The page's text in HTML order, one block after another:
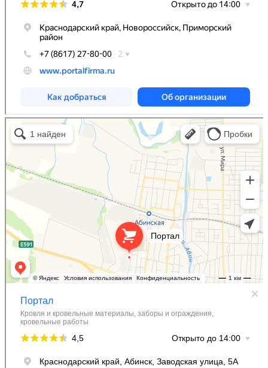
Портал
Кровля и кровельные материалы в Абинске
Фасады и фасадные системы в Абинске